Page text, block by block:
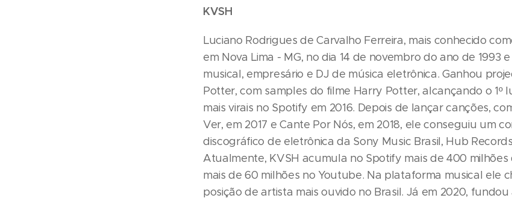
KVSH
Luciano Rodrigues de Carvalho Ferreira, mais conhecido
em Nova Lima - MG, no dia 14 de novembro do ano de 1993
musical, empresário e DJ de música eletrônica. Ganhou
Potter, com samples do filme Harry Potter, alcançando o 1º
mais virais no Spotify em 2016. Depois de lançar canções,
Ver, em 2017 e Cante Por Nós, em 2018, ele conseguiu um
discográfico de eletrônica da Sony Music Brasil, Hub
Atualmente, KVSH acumula no Spotify mais de 400
mais de 60 milhões no Youtube. Na plataforma musical ele
posição de artista mais ouvido no Brasil. Já em 2020,